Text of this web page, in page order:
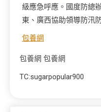
級應急呼應。國度防總
東、廣西協助領導防汛
包養網
包養網 包養網
TC:sugarpopular900